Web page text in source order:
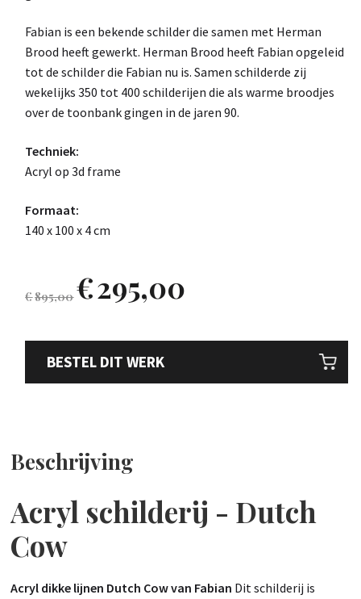
Fabian is een bekende schilder die samen met Herman
Brood heeft gewerkt. Herman Brood heeft Fabian opgeleid
tot de schilder die Fabian nu is. Samen schilderde zij
wekelijks 350 tot 400 schilderijen die als warme broodjes
over de toonbank gingen in de jaren 90.
Techniek:
Acryl op 3d frame
Formaat:
140 x 100 x 4 cm
€895,00€295,00
BESTEL DIT WERK
Beschrijving
Acryl schilderij - Dutch
Cow
Acryl dikke lijnen Dutch Cow van Fabian Dit schilderij is